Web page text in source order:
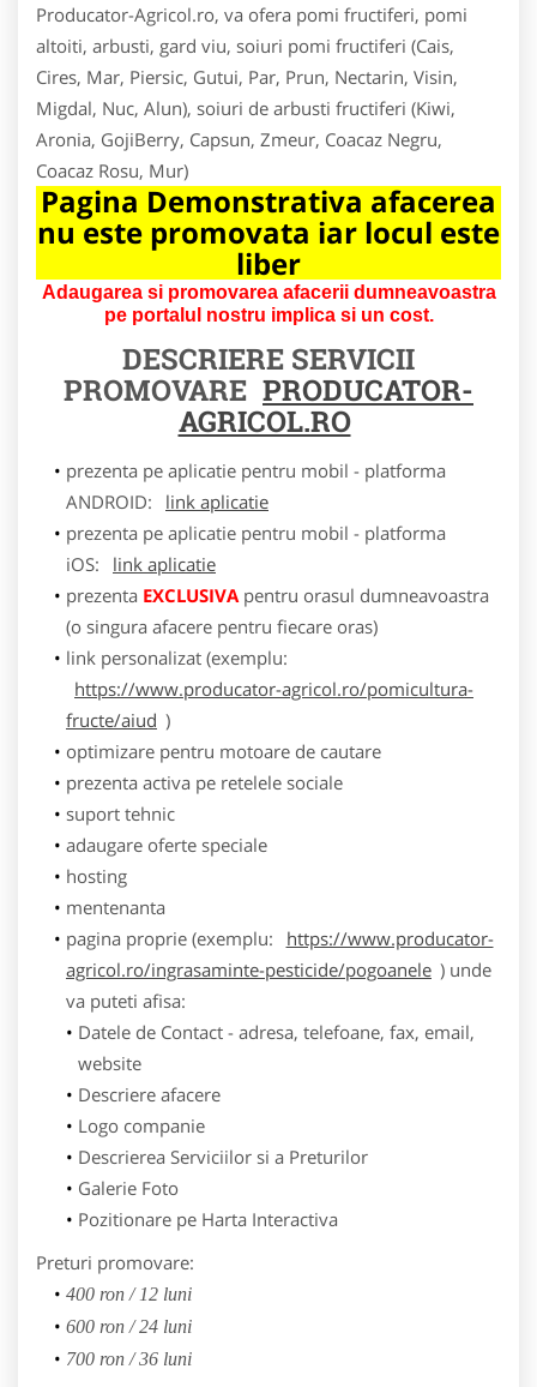
Producator-Agricol.ro, va ofera pomi fructiferi, pomi
altoiti, arbusti, gard viu, soiuri pomi fructiferi (Cais,
Cires, Mar, Piersic, Gutui, Par, Prun, Nectarin, Visin,
Migdal, Nuc, Alun), soiuri de arbusti fructiferi (Kiwi,
Aronia, GojiBerry, Capsun, Zmeur, Coacaz Negru,
Coacaz Rosu, Mur)
Pagina Demonstrativa afacerea
nu este promovata iar locul este
liber
Adaugarea si promovarea afacerii dumneavoastra
pe portalul nostru implica si un cost.
DESCRIERE SERVICII
PROMOVARE PRODUCATOR-
AGRICOL.RO
prezenta pe aplicatie pentru mobil - platforma
ANDROID:
link aplicatie
prezenta pe aplicatie pentru mobil - platforma
iOS:
link aplicatie
prezenta EXCLUSIVApentru orasul dumneavoastra
(o singura afacere pentru fiecare oras)
link personalizat (exemplu:
https://www.producator-agricol.ro/pomicultura-
fructe/aiud )
optimizare pentru motoare de cautare
prezenta activa pe retelele sociale
suport tehnic
adaugare oferte speciale
hosting
mentenanta
pagina proprie (exemplu:
https://www.producator-
agricol.ro/ingrasaminte-pesticide/pogoanele ) unde
va puteti afisa:
Datele de Contact - adresa, telefoane, fax, email,
website
Descriere afacere
Logo companie
Descrierea Serviciilor si a Preturilor
Galerie Foto
Pozitionare pe Harta Interactiva
Preturi promovare:
400 ron / 12 luni
600 ron / 24 luni
700 ron / 36 luni